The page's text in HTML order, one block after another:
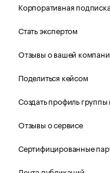
Корпоративная
Стать экспертом
Отзывы о вашей
Поделиться кейсом
Создать профиль
Отзывы о сервисе
Сертифицированные